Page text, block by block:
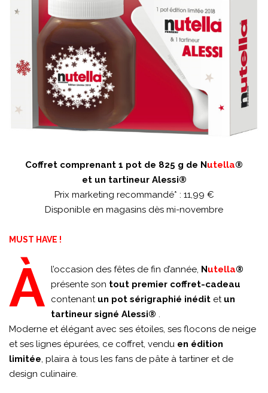
Coffret comprenant 1 pot de 825 g de Nutella®
et un tartineur Alessi®
Prix marketing recommandé* : 11,99 €
Disponible en magasins dès mi-novembre
MUST HAVE !
À l’occasion des fêtes de fin d’année, Nutella®
présente son tout premier coffret-cadeau
contenant un pot sérigraphié inédit et un
tartineur signé Alessi® .
Moderne et élégant avec ses étoiles, ses flocons de neige
et ses lignes épurées, ce coffret, vendu en édition
limitée, plaira à tous les fans de pâte à tartiner et de
design culinaire.